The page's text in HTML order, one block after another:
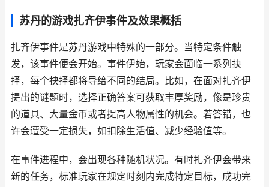
苏丹的游戏扎齐伊事件及效果概括
扎齐伊事件是苏丹游戏中特殊的一部分。当特定条件触
发，该事件便会开始。事件伊始，玩家会面临一系列抉
择，每个抉择都将导给不同的结局。比如，在面对扎齐伊
提出的谜题时，选择正确答案可获取丰厚奖励，像是珍贵
的道具、大量金币或者提高人物属性的机会。若答错，也
许会遭受一定损失，如扣除生活值、减少经验值等。
在事件进程中，会出现各种随机状况。有时扎齐伊会带来
新的任务，标准玩家在规定时刻内完成特定目标，成功完